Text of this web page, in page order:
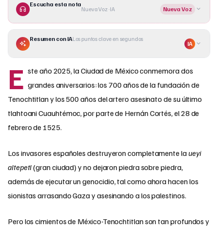
Escucha esta nota
Nueva Voz · IA Nueva Voz
Resumen con IALos puntos clave en segundos
IA
E ste año 2025, la Ciudad de México conmemora dos
grandes aniversarios: los 700 años de la fundación de
Tenochtitlan y los 500 años del artero asesinato de su último
tlahtoani Cuauhtémoc, por parte de Hernán Cortés, el 28 de
febrero de 1525.
Los invasores españoles destruyeron completamente laueyi
altepetl(gran ciudad) y no dejaron piedra sobre piedra,
además de ejecutar un genocidio, tal como ahora hacen los
sionistas arrasando Gaza y asesinando a los palestinos.
Pero los cimientos de México-Tenochtitlan son tan profundos y